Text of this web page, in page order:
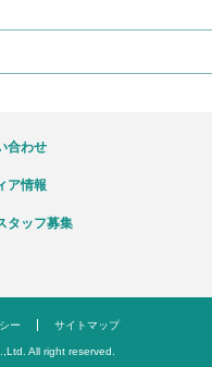
合わせ
ア情報
タッフ募集
ー サイトマップ
All right reserved.